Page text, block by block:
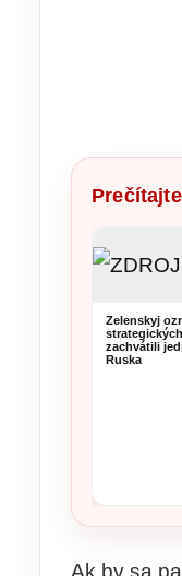
Zelenskyj
zachvátili
Ruska
Ak by sa